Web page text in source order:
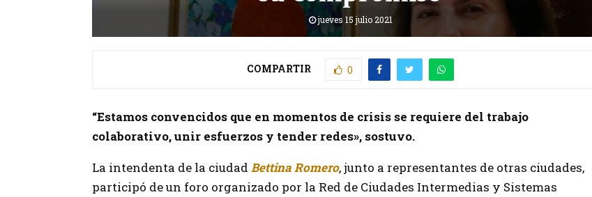
jueves 15 julio 2021
COMPARTIR 0
“Estamos convencidos que en momentos de crisis se requiere del trabajo
colaborativo, unir esfuerzos y tender redes», sostuvo.
La intendenta de la ciudad Bettina Romero, junto a representantes de otras ciudades,
participó de un foro organizado por la Red de Ciudades Intermedias y Sistemas